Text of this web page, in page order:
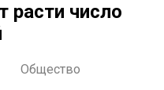
расти число
Общество